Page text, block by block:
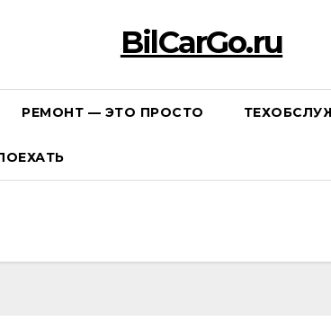
BilCarGo.ru
РЕМОНТ — ЭТО ПРОСТО